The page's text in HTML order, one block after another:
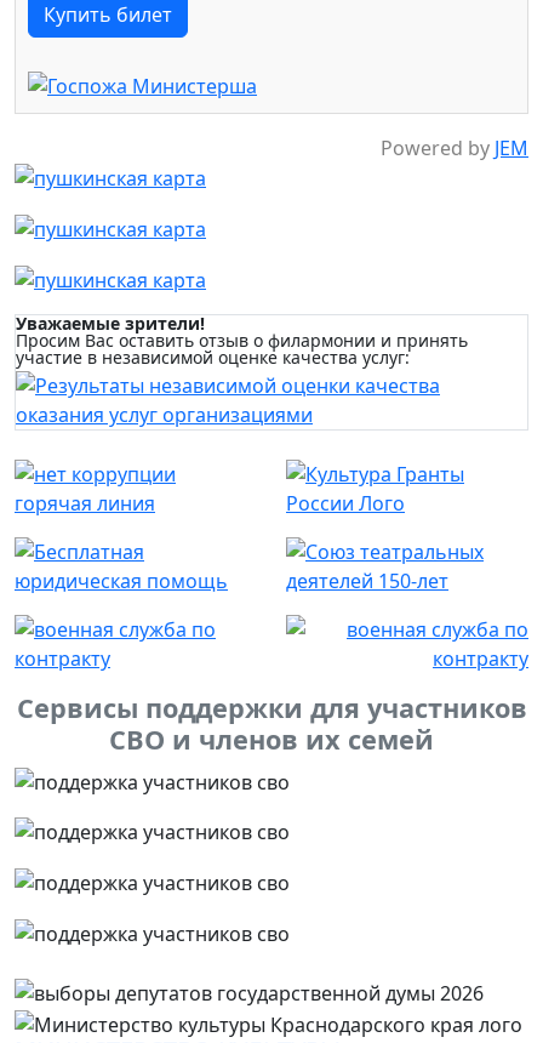
Купить билет
Powered by JEM
Уважаемые зрители!
Просим Вас оставить отзыв о филармонии и принять
участие в независимой оценке качества услуг:
Сервисы поддержки для участников
СВО и членов их семей